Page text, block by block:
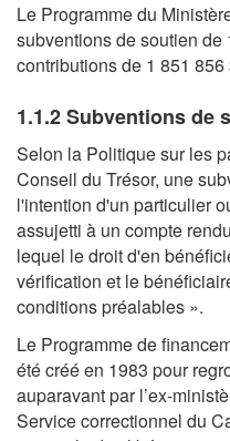
Le Programme du
subventions de soutien de
contributions de 1 851 856
1.1.2 Subventions de
Selon la Politique sur les
Conseil du Trésor, une
l'intention d'un particulier
assujetti à un compte
lequel le droit d'en
vérification et le
conditions préalables ».
Le Programme de
été créé en 1983 pour
auparavant par l’ex-
Service correctionnel du